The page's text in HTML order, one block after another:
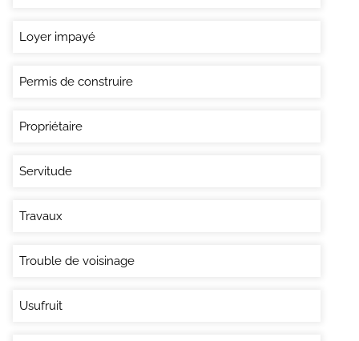
Loyer impayé
Permis de construire
Propriétaire
Servitude
Travaux
Trouble de voisinage
Usufruit